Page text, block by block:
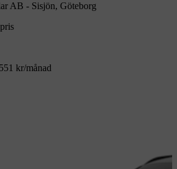
AB - Sisjön, Göteborg
kr/månad